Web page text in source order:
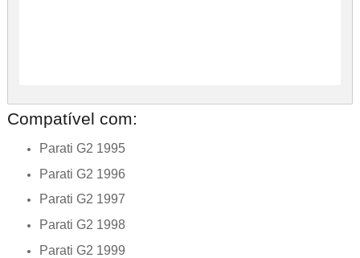
Compatível com:
Parati G2 1995
Parati G2 1996
Parati G2 1997
Parati G2 1998
Parati G2 1999